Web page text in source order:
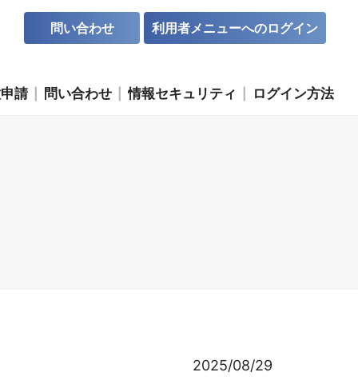
2025/08/29
問い合わせ 利用者メニューへのログイン
請 問い合わせ 情報セキュリティ ログイン方法